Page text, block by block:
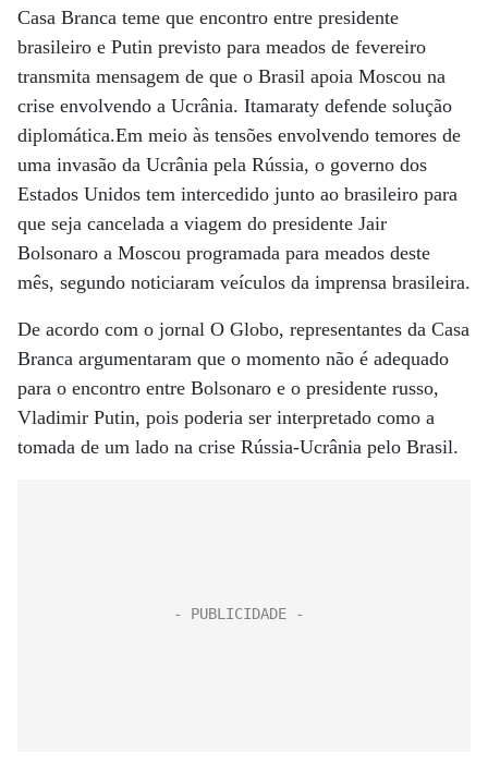
Casa Branca teme que encontro entre presidente
brasileiro e Putin previsto para meados de fevereiro
transmita mensagem de que o Brasil apoia Moscou na
crise envolvendo a Ucrânia. Itamaraty defende solução
diplomática.Em meio às tensões envolvendo temores de
uma invasão da Ucrânia pela Rússia, o governo dos
Estados Unidos tem intercedido junto ao brasileiro para
que seja cancelada a viagem do presidente Jair
Bolsonaro a Moscou programada para meados deste
mês, segundo noticiaram veículos da imprensa brasileira.
De acordo com o jornal O Globo, representantes da Casa
Branca argumentaram que o momento não é adequado
para o encontro entre Bolsonaro e o presidente russo,
Vladimir Putin, pois poderia ser interpretado como a
tomada de um lado na crise Rússia-Ucrânia pelo Brasil.